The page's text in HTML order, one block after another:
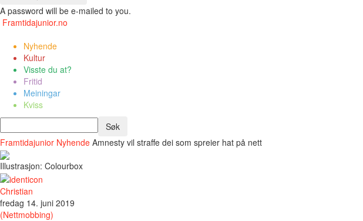
A password will be e-mailed to you.
Framtidajunior.no
Nyhende
Kultur
Visste du at?
Fritid
Meiningar
Kviss
Framtidajunior Nyhende Amnesty vil straffe dei som spreier hat på nett
Illustrasjon: Colourbox
Christian
fredag 14. juni 2019
(Nettmobbing)